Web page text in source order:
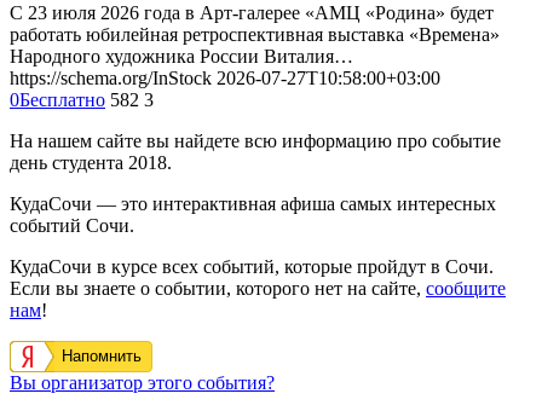
С 23 июля 2026 года в Арт-галерее «АМЦ «Родина» будет
работать юбилейная ретроспективная выставка «Времена»
Народного художника России Виталия…
https://schema.org/InStock 2026-07-27T10:58:00+03:00
0Бесплатно 582 3
На нашем сайте вы найдете всю информацию про событие
день студента 2018.
КудаСочи — это интерактивная афиша самых интересных
событий Сочи.
КудаСочи в курсе всех событий, которые пройдут в Сочи.
Если вы знаете о событии, которого нет на сайте, сообщите
нам!
Напомнить
Вы организатор этого события?